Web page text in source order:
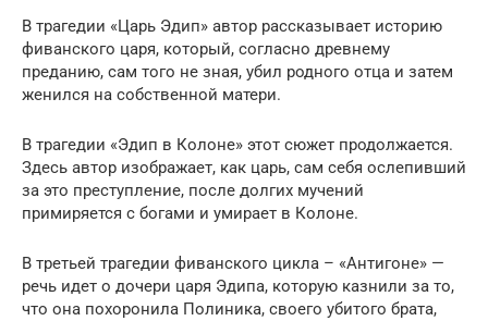
В трагедии «Царь Эдип» автор рассказывает историю
фиванского царя, который, согласно древнему
преданию, сам того не зная, убил родного отца и затем
женился на собственной матери.
В трагедии «Эдип в Колоне» этот сюжет продолжается.
Здесь автор изображает, как царь, сам себя ослепивший
за это преступление, после долгих мучений
примиряется с богами и умирает в Колоне.
В третьей трагедии фиванского цикла – «Антигоне» —
речь идет о дочери царя Эдипа, которую казнили за то,
что она похоронила Полиника, своего убитого брата,